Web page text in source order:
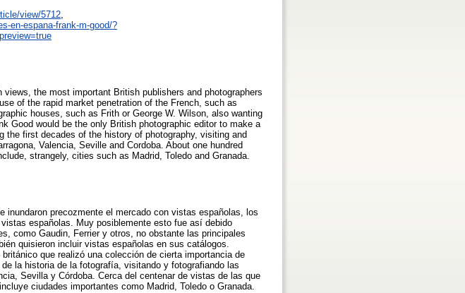
view/5712
en-espana-frank-m-good/?
the most important British publishers and photographers
of the rapid market penetration of the French, such as
houses, such as Frith or George W. Wilson, also wanting
Good would be the only British photographic editor to make a
first decades of the history of photography, visiting and
Valencia, Seville and Cordoba. About one hundred
strangely, cities such as Madrid, Toledo and Granada.
precozmente el mercado con vistas españolas, los
españolas. Muy posiblemente esto fue así debido
como Gaudin, Ferrier y otros, no obstante las principales
quisieron incluir vistas españolas en sus catálogos.
que realizó una colección de cierta importancia de
la historia de la fotografía, visitando y fotografiando las
Sevilla y Córdoba. Cerca del centenar de vistas de las que
ciudades importantes como Madrid, Toledo o Granada.